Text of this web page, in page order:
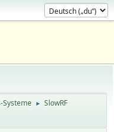
Systeme ► SlowRF